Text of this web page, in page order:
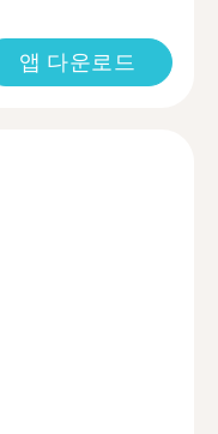
앱 다운로드